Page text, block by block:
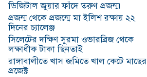
হযরত শাহজালাল
আন্তর্জাতিক বিমানবন্দরে
আগুন, ২১ আনসার সদস্য
আহত
১৮, অক্টোবর, ২০২৫ ৯:১০
ডিজিটাল জুয়ার ফাঁদে তরুণ প্রজন্ম৷
প্রজন্ম থেকে প্রজন্মে মা ইলিশ রক্ষায় ২২
দিনের চ্যালেঞ্জ
সিলেটের দক্ষিণ সুরমা ওভারব্রিজ থেকে
লক্ষাধীক টাকা ছিনতাই
রাঙ্গাবালীতে খাস জমিতে খাল কেটে মাছের
প্রজেক্ট